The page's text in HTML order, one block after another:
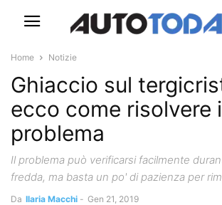
Home Notizie
Ghiaccio sul
ecco come risolvere
problema
Il problema può verificarsi facilmente
fredda, ma basta un po' di pazienza per
Da Ilaria Macchi - Gen 21, 2019